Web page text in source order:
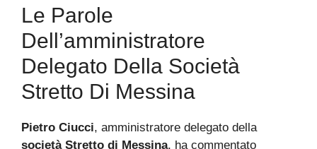
Le Parole
Dell’amministratore
Delegato Della Società
Stretto Di Messina
Pietro Ciucci, amministratore delegato della
società Stretto di Messina, ha commentato